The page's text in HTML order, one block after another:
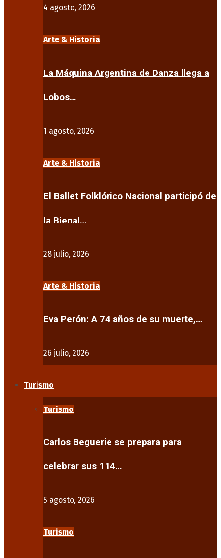
4 agosto, 2026
Arte & Historia
La Máquina Argentina de Danza llega a
Lobos…
1 agosto, 2026
Arte & Historia
El Ballet Folklórico Nacional participó de
la Bienal…
28 julio, 2026
Arte & Historia
Eva Perón: A 74 años de su muerte,…
26 julio, 2026
Turismo
Turismo
Carlos Beguerie se prepara para
celebrar sus 114…
5 agosto, 2026
Turismo